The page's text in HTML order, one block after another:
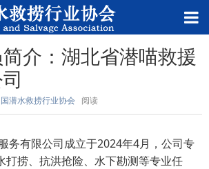
介：湖北省潜喵救援
潜水救捞行业协会 阅读
务有限公司成立于2024年4月，公司专
打捞、抗洪抢险、水下勘测等专业任